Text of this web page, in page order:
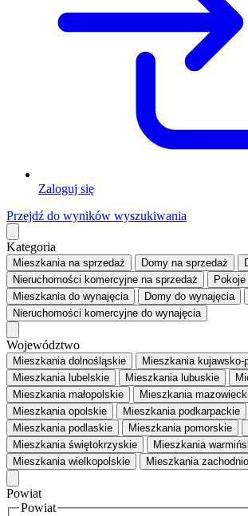
Zaloguj się
Przejdź do wyników wyszukiwania
Kategoria
Mieszkaniana sprzedaż Domy na sprzedaż
Nieruchomości komercyjne na sprzedaż Pokoje
Mieszkaniado wynajęcia Domy do wynajęcia
Nieruchomości komercyjne do wynajęcia
Województwo
Mieszkania dolnośląskie
Mieszkania kujawsko-
Mieszkania lubelskie
Mieszkania lubuskie
Mieszkania małopolskie
Mieszkania
Mieszkania opolskie
Mieszkania podkarpackie
Mieszkania podlaskie
Mieszkania pomorskie
Mieszkania świętokrzyskie
Mieszkania
Mieszkania wielkopolskie
Mieszkania
Powiat
Powiat